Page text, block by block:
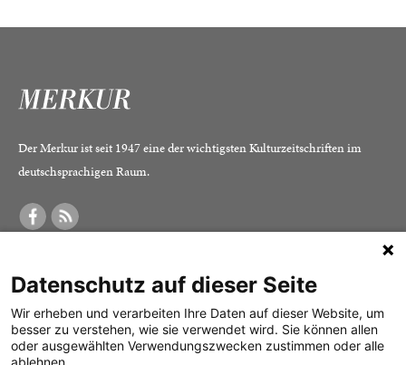
Der Merkur ist seit 1947 eine der wichtigsten Kulturzeitschriften im
deutschsprachigen Raum.
Was ist der Merkur?
Herausgeber /
Redaktion
Alle Abos im Überblick
Print-Abo
Digital-Abo
Impressum
Datenschutz
Mediadaten
Datenschutz auf dieser Seite
Wir erheben und verarbeiten Ihre Daten auf dieser Website, um
besser zu verstehen, wie sie verwendet wird. Sie können allen
oder ausgewählten Verwendungszwecken zustimmen oder alle
ablehnen.